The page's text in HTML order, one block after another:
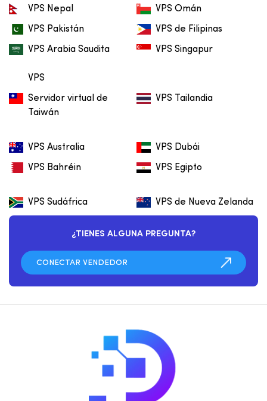
VPS Nepal VPS Omán
VPS Pakistán VPS de Filipinas
VPS Arabia Saudita
VPS
VPS Singapur
Servidor virtual de
Taiwán
VPS Tailandia
VPS Australia VPS Dubái
VPS Bahréin VPS Egipto
VPS Sudáfrica VPS de Nueva Zelanda
¿TIENES ALGUNA PREGUNTA?